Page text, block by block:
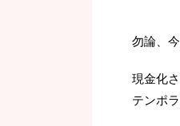
勿論、
現金化
テンポ